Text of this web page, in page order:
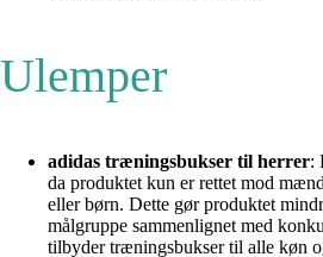
Ulemper
adidas træningsbukser til herrer:
da produktet kun er rettet mod
eller børn. Dette gør produktet
målgruppe sammenlignet med
tilbyder træningsbukser til alle køn